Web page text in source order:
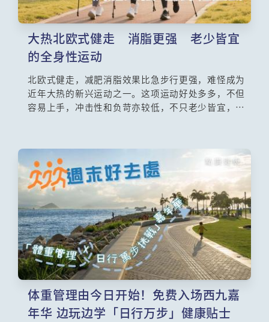
大热北欧式健走 消脂更强 老少皆宜
的全身性运动
北欧式健走，减肥消脂效果比急步行更强，难怪成为
近年大热的新兴运动之一。这项运动好处多多，不但
容易上手，冲击性和负苛亦较低，不只老少皆宜，而
人士和术后复元人士，来恢复活力，及训练肌力和平
衡力。
体重管理由今日开始！免费入场西九嘉
年华 边玩边学「日行万步」健康贴士